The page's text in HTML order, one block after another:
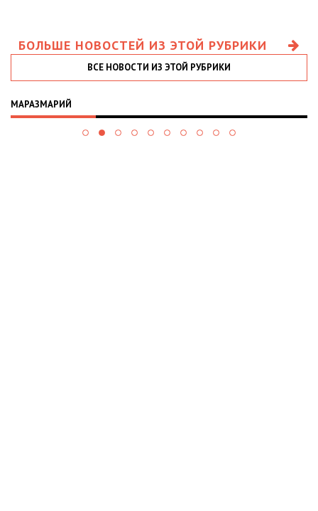
БОЛЬШЕ НОВОСТЕЙ ИЗ ЭТОЙ РУБРИКИ
ВСЕ НОВОСТИ ИЗ ЭТОЙ РУБРИКИ
МАРАЗМАРИЙ